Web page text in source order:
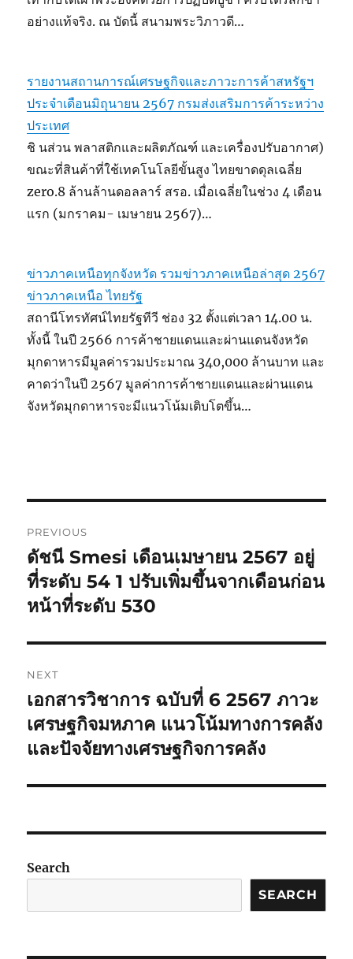
อย่างแท้จริง. ณ บัดนี้ สนามพระวิภาวดี…
รายงานสถานการณ์เศรษฐกิจและภาวะการค้าสหรัฐฯ
ประจำเดือนมิถุนายน 2567 กรมส่งเสริมการค้าระหว่าง
ประเทศ
ชิ นส่วน พลาสติกและผลิตภัณฑ์ และเครื่องปรับอากาศ)
ขณะที่สินค้าที่ใช้เทคโนโลยีขั้นสูง ไทยขาดดุลเฉลี่ย
zero.8 ล้านล้านดอลลาร์ สรอ. เมื่อเฉลี่ยในช่วง 4 เดือน
แรก (มกราคม- เมษายน 2567)…
ข่าวภาคเหนือทุกจังหวัด รวมข่าวภาคเหนือล่าสุด 2567
ข่าวภาคเหนือ ไทยรัฐ
สถานีโทรทัศน์ไทยรัฐทีวี ช่อง 32 ตั้งแต่เวลา 14.00 น.
ทั้งนี้ ในปี 2566 การค้าชายแดนและผ่านแดนจังหวัด
มุกดาหารมีมูลค่ารวมประมาณ 340,000 ล้านบาท และ
คาดว่าในปี 2567 มูลค่าการค้าชายแดนและผ่านแดน
จังหวัดมุกดาหารจะมีแนวโน้มเติบโตขึ้น…
navigation
PREVIOUS
Previous
post:
ดัชนี Smesi เดือนเมษายน 2567 อยู่
ที่ระดับ 54 1 ปรับเพิ่มขึ้นจากเดือนก่อน
หน้าที่ระดับ 530
NEXT
Next
post:
เอกสารวิชาการ ฉบับที่ 6 2567 ภาวะ
เศรษฐกิจมหภาค แนวโน้มทางการคลัง
และปัจจัยทางเศรษฐกิจการคลัง
Search
SEARCH